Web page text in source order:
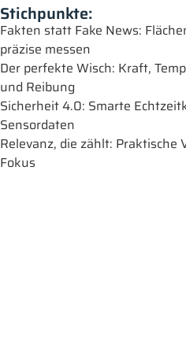
Stichpunkte:
Fakten statt Fake News:
präzise messen
Der perfekte Wisch: Kraft,
und Reibung
Sicherheit 4.0: Smarte
Sensordaten
Relevanz, die zählt: Praktische
Fokus